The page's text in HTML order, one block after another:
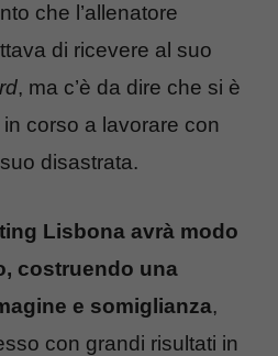
che l’allenatore
di ricevere al suo
, ma c’è da dire che si è
corso a lavorare con
disastrata.
Lisbona avrà modo
costruendo una
e somiglianza,
con grandi risultati in